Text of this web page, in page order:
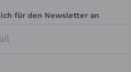
für den Newsletter an